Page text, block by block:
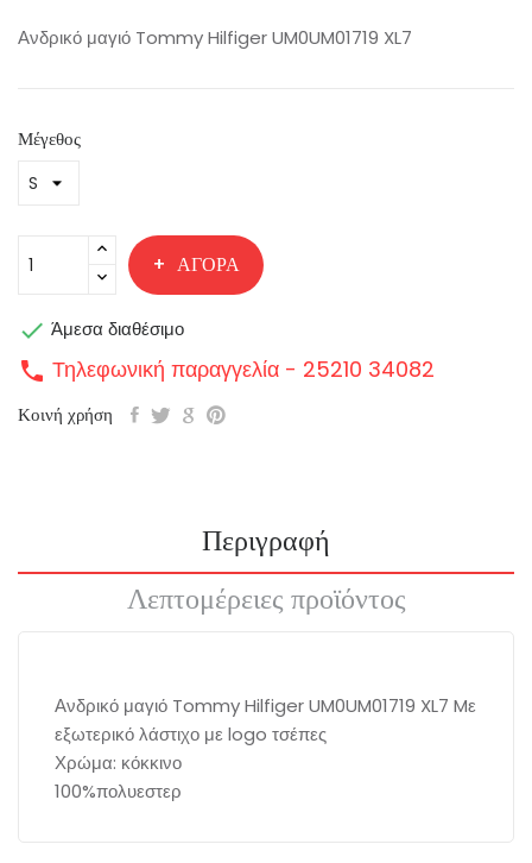
Ανδρικό μαγιό Tommy Hilfiger UM0UM01719 XL7
Μέγεθος
ΑΓΟΡΆ
 Άμεσα διαθέσιμο
call Τηλεφωνική παραγγελία - 25210 34082
Κοινή χρήση
Περιγραφή
Λεπτομέρειες προϊόντος
Ανδρικό μαγιό Tommy Hilfiger UM0UM01719 XL7 Mε
εξωτερικό λάστιχο με logo τσέπες
Χρώμα: κόκκινο
100%πολυεστερ